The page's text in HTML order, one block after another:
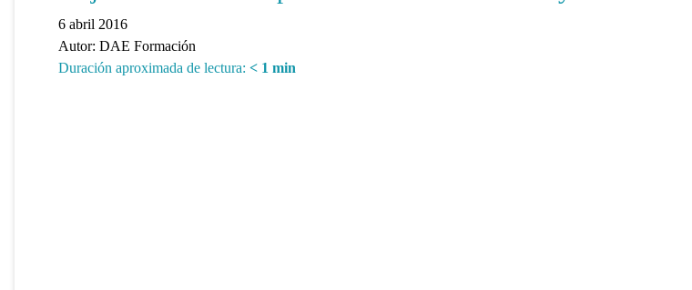
6 abril 2016
Autor: DAE Formación
Duración aproximada de lectura: < 1 min